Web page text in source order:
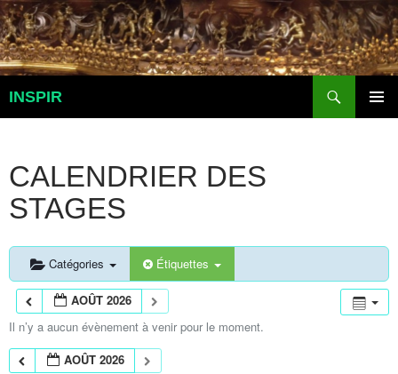
Aller
au
contenu
INSPIR
CALENDRIER DES
STAGES
Catégories Étiquettes
AOÛT 2026
Il n’y a aucun évènement à venir pour le moment.
AOÛT 2026